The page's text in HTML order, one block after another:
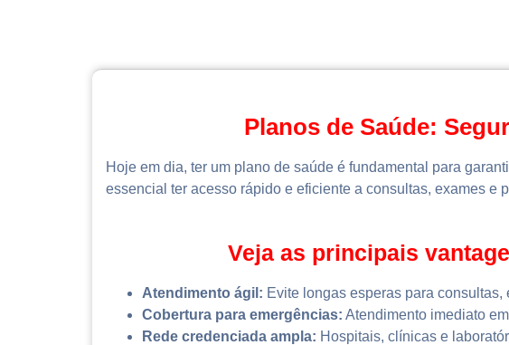
Planos de Saúde:
Hoje em dia, ter um plano de saúde é fundamental para
essencial ter acesso rápido e eficiente a consultas, exames e
Veja as principais
Atendimento ágil: Evite longas esperas para consultas,
Cobertura para emergências: Atendimento imediato
Rede credenciada ampla: Hospitais, clínicas e